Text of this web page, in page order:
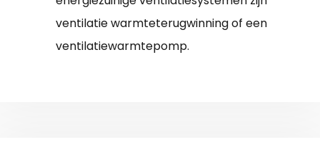
ventilatie warmteterugwinning of een
ventilatiewarmtepomp.